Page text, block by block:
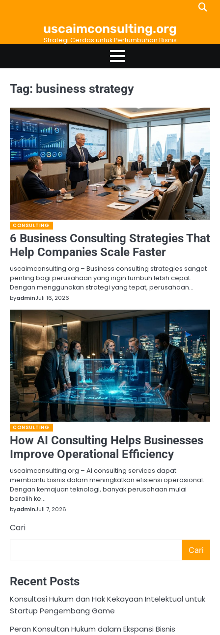
uscaimconsulting.org
Strategi Cerdas untuk Pertumbuhan Bisnis
Tag: business strategy
CONSULTING
6 Business Consulting Strategies That
Help Companies Scale Faster
uscaimconsulting.org – Business consulting strategies sangat
penting bagi perusahaan yang ingin tumbuh lebih cepat.
Dengan menggunakan strategi yang tepat, perusahaan…
byadminJuli 16, 2026
CONSULTING
How AI Consulting Helps Businesses
Improve Operational Efficiency
uscaimconsulting.org – AI consulting services dapat
membantu bisnis dalam meningkatkan efisiensi operasional.
Dengan kemajuan teknologi, banyak perusahaan mulai
beralih ke…
byadminJuli 7, 2026
Cari
Cari
Recent Posts
Konsultasi Hukum dan Hak Kekayaan Intelektual untuk
Startup Pengembang Game
Peran Konsultan Hukum dalam Ekspansi Bisnis